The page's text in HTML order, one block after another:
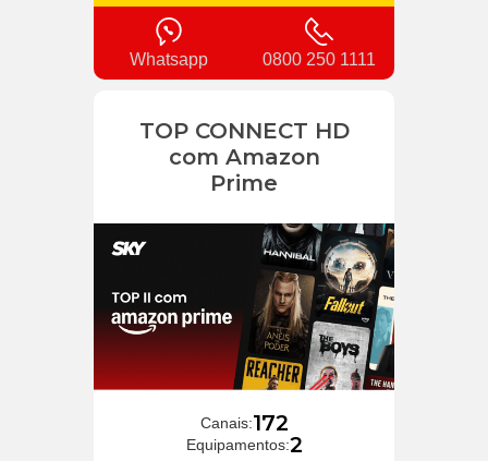
Whatsapp 0800 250 1111
TOP CONNECT HD
com Amazon
Prime
Canais:172
Equipamentos:2